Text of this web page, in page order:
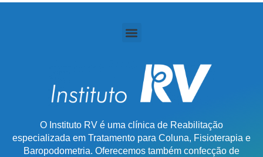
O Instituto RV é uma clínica de Reabilitação
especializada em Tratamento para Coluna, Fisioterapia e
Baropodometria. Oferecemos também confecção de